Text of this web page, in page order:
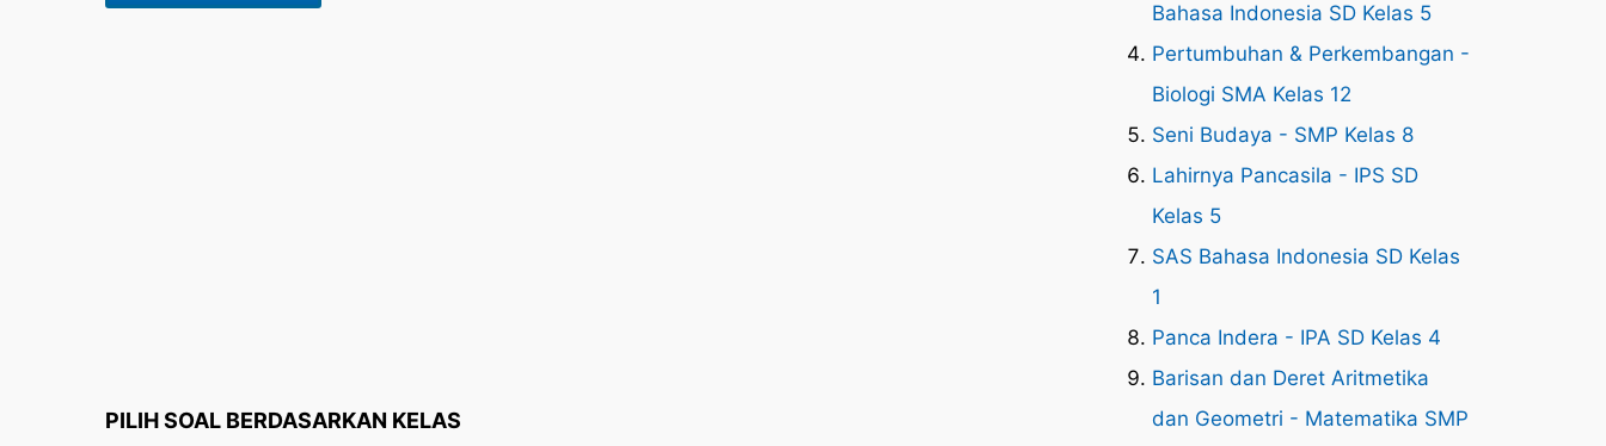
PILIH SOAL BERDASARKAN KELAS
Bahasa Indonesia SD Kelas 5
Pertumbuhan & Perkembangan -
Biologi SMA Kelas 12
Seni Budaya - SMP Kelas 8
Lahirnya Pancasila - IPS SD
Kelas 5
SAS Bahasa Indonesia SD Kelas
1
Panca Indera - IPA SD Kelas 4
Barisan dan Deret Aritmetika
dan Geometri - Matematika SMP